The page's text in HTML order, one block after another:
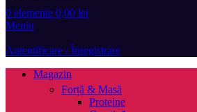
0 elemente 0,00 lei
Meniu
Autentificare / Înregistrare
Magazin
Forță & Masă
Proteine